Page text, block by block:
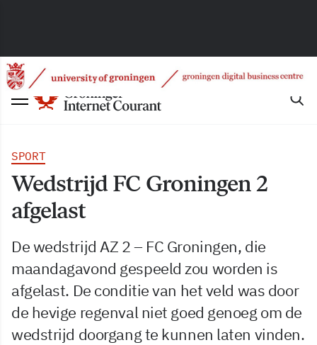
SPORT
Wedstrijd FC Groningen 2
afgelast
De wedstrijd AZ 2 – FC Groningen, die
maandagavond gespeeld zou worden is
afgelast. De conditie van het veld was door
de hevige regenval niet goed genoeg om de
wedstrijd doorgang te kunnen laten vinden.